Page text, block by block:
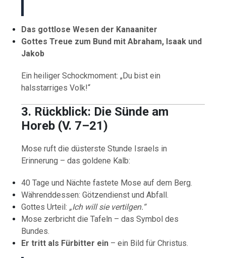
Das gottlose Wesen der Kanaaniter
Gottes Treue zum Bund mit Abraham, Isaak und
Jakob
Ein heiliger Schockmoment: „Du bist ein
halsstarriges Volk!“
3. Rückblick: Die Sünde am
Horeb (V. 7–21)
Mose ruft die düsterste Stunde Israels in
Erinnerung – das goldene Kalb:
40 Tage und Nächte fastete Mose auf dem Berg.
Währenddessen: Götzendienst und Abfall.
Gottes Urteil: „Ich will sie vertilgen.“
Mose zerbricht die Tafeln – das Symbol des
Bundes.
Er tritt als Fürbitter ein – ein Bild für Christus.